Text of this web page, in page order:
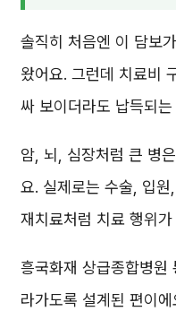
솔직히 처음엔 이 담보
왔어요. 그런데 치료비
싸 보이더라도 납득되
암, 뇌, 심장처럼 큰 병
요. 실제로는 수술, 입
재치료처럼 치료 행위
흥국화재 상급종합병원
라가도록 설계된 편이